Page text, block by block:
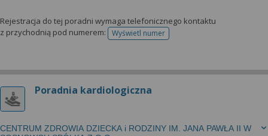
Rejestracja do tej poradni wymaga telefonicznego kontaktu
z przychodnią pod numerem:
Wyświetl numertelefonu do rejestracji
Poradnia kardiologiczna
CENTRUM ZDROWIA DZIECKA i RODZINY IM. JANA PAWŁA II W